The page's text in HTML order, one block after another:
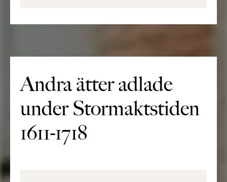
Andra ätter adlade
under Stormaktstiden
1611-1718